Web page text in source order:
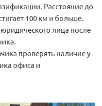
Расстояние до
100 км и больше.
лица после
проверять наличие у
офиса и